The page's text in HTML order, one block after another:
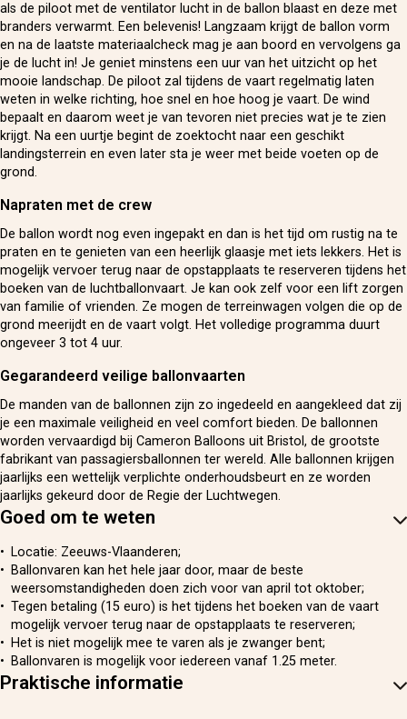
als de piloot met de ventilator lucht in de ballon blaast en deze met
branders verwarmt. Een belevenis! Langzaam krijgt de ballon vorm
en na de laatste materiaalcheck mag je aan boord en vervolgens ga
je de lucht in! Je geniet minstens een uur van het uitzicht op het
mooie landschap. De piloot zal tijdens de vaart regelmatig laten
weten in welke richting, hoe snel en hoe hoog je vaart. De wind
bepaalt en daarom weet je van tevoren niet precies wat je te zien
krijgt. Na een uurtje begint de zoektocht naar een geschikt
landingsterrein en even later sta je weer met beide voeten op de
grond.
Napraten met de crew
De ballon wordt nog even ingepakt en dan is het tijd om rustig na te
praten en te genieten van een heerlijk glaasje met iets lekkers. Het is
mogelijk vervoer terug naar de opstapplaats te reserveren tijdens het
boeken van de luchtballonvaart. Je kan ook zelf voor een lift zorgen
van familie of vrienden. Ze mogen de terreinwagen volgen die op de
grond meerijdt en de vaart volgt. Het volledige programma duurt
ongeveer 3 tot 4 uur.
Gegarandeerd veilige ballonvaarten
De manden van de ballonnen zijn zo ingedeeld en aangekleed dat zij
je een maximale veiligheid en veel comfort bieden. De ballonnen
worden vervaardigd bij Cameron Balloons uit Bristol, de grootste
fabrikant van passagiersballonnen ter wereld. Alle ballonnen krijgen
jaarlijks een wettelijk verplichte onderhoudsbeurt en ze worden
jaarlijks gekeurd door de Regie der Luchtwegen.
Goed om te weten
Locatie: Zeeuws-Vlaanderen;
Ballonvaren kan het hele jaar door, maar de beste
weersomstandigheden doen zich voor van april tot oktober;
Tegen betaling (15 euro) is het tijdens het boeken van de vaart
mogelijk vervoer terug naar de opstapplaats te reserveren;
Het is niet mogelijk mee te varen als je zwanger bent;
Ballonvaren is mogelijk voor iedereen vanaf 1.25 meter.
Praktische informatie